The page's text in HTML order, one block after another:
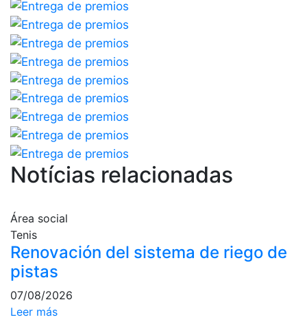
Fotos
Normativa
Pádel
Escuela de
Pádel
Campeonato
Social de Pádel
Cuadros de
juego
d'Honor
Campeonato
Social
Normativa
Otros deportes
Notícias relacionadas
Área social
Tenis
Renovación del sistema de riego de
pistas
07/08/2026
Leer más